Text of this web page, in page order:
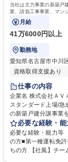
当社は主力事業の新築戸
業、請負工事事業、マン
営業】となります。
月給
41万6000円以上
勤務地
愛知県名古屋市中川
資格取得支援あり
仕事の内容
企業名 株式会社ＡＶＡＮＴＩＡ 求人名 【名古屋
スタンダード上場/急成長中の住
の新築戸建分譲事業
業、請負工事事業、
は【分譲住宅の営業】となります。 販売
Aも積極的に取り組
です。 ※インセンティブで還元あり 募集職種 【名古屋市中川区/住宅営
必要な経験・能
必要な経験・能力等
の方■第一種運転免
ちの方 【社風】チームワークの良さが強みとなっております。今日の好業